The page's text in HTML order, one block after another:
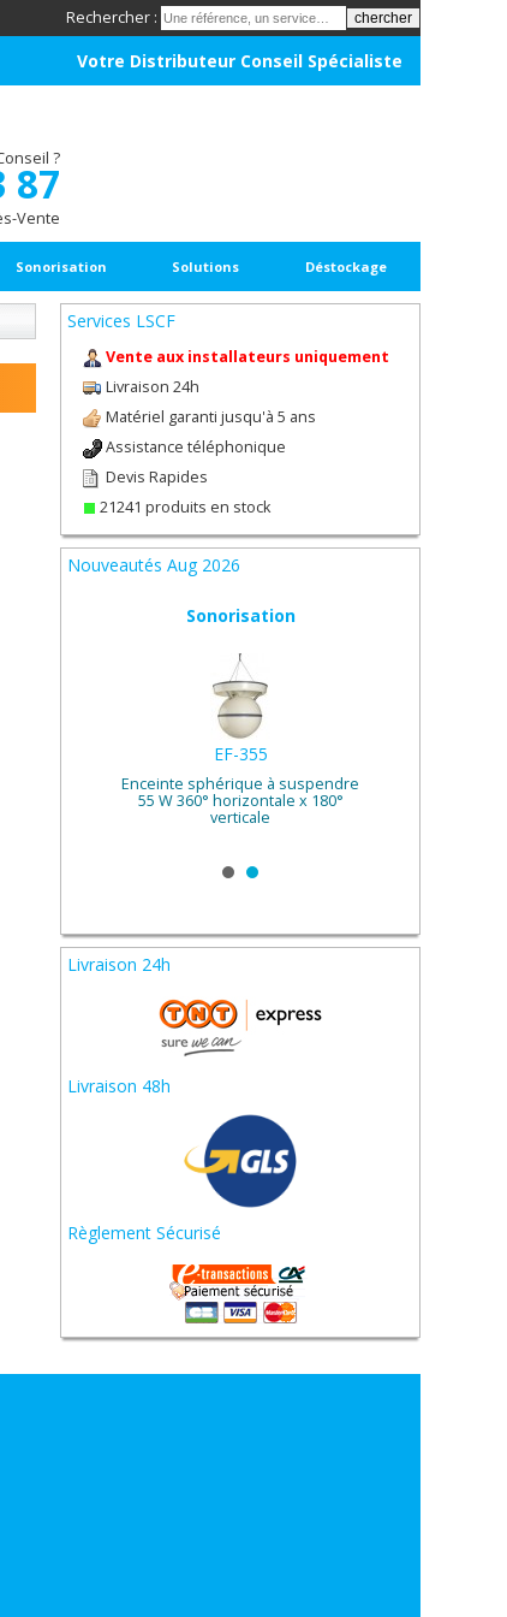
Rechercher :
Votre Distributeur Conseil Spécialiste
?
87
Vente
Sonorisation Solutions Déstockage
Services LSCF
Vente aux installateurs uniquement
Livraison 24h
Matériel garanti jusqu'à 5 ans
Assistance téléphonique
Devis Rapides
21241 produits en stock
Nouveautés Aug 2026
Sonorisation
EF-355
Enceinte sphérique à suspendre
55 W 360° horizontale x 180°
verticale
Livraison 24h
Livraison 48h
Règlement Sécurisé